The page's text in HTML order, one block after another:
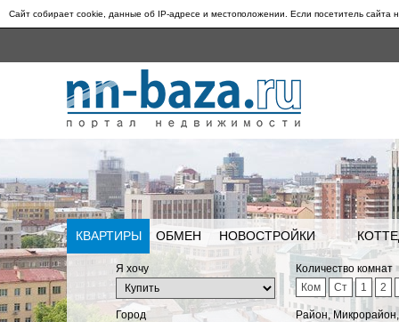
Сайт собирает cookie, данные об IP-адресе и местоположении. Если посетитель сайта
КВАРТИРЫ ОБМЕН НОВОСТРОЙКИ
Я хочу
Количество комнат
Ком
Ст 1 2
Город
Район,